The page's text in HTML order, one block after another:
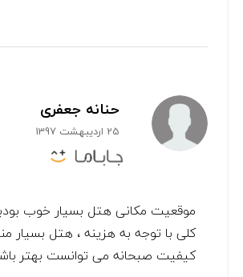
حنانه جعفری
25 اردیبهشت 1397
موقعیت مکانی هتل بسیار خوب
کلی با توجه به هزینه ، هتل بسیار
کیفیت صبحانه می توانست بهتر